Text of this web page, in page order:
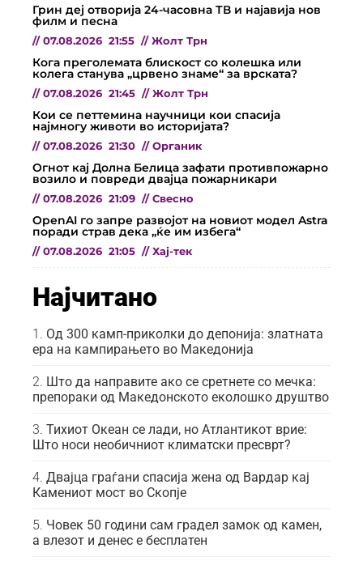
Грин деј отворија 24-часовна ТВ и најавија нов
филм и песна
// 07.08.2026 21:55 // Жолт Трн
Кога преголемата блискост со колешка или
колега станува „црвено знаме“ за врската?
// 07.08.2026 21:45 // Жолт Трн
Кои се петтемина научници кои спасија
најмногу животи во историјата?
// 07.08.2026 21:30 // Органик
Огнот кај Долна Белица зафати противпожарно
возило и повреди двајца пожарникари
// 07.08.2026 21:09 // Свесно
OpenAI го запре развојот на новиот модел Astra
поради страв дека „ќе им избега“
// 07.08.2026 21:05 // Хај-тек
Најчитано
Од 300 камп-приколки до депонија: златната
ера на кампирањето во Македонија
Што да направите ако се сретнете со мечка:
препораки од Македонското еколошко друштво
Тихиот Океан се лади, но Атлантикот врие:
Што носи необичниот климатски пресврт?
Двајца граѓани спасија жена од Вардар кај
Камениот мост во Скопје
Човек 50 години сам градел замок од камен,
а влезот и денес е бесплатен